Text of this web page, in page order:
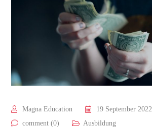
Magna Education
19 September 2022
comment (0)
Ausbildung